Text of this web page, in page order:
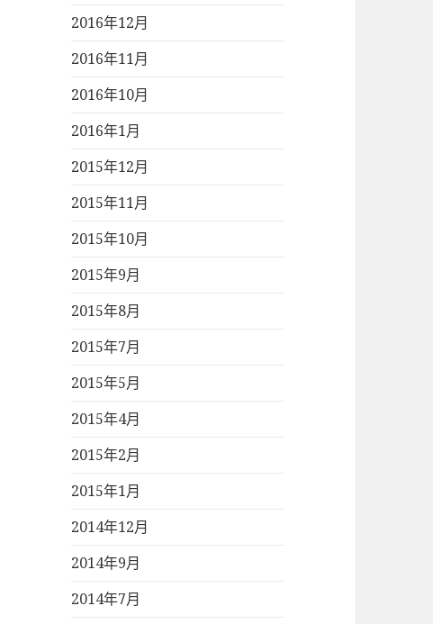
2016年12月
2016年11月
2016年10月
2016年1月
2015年12月
2015年11月
2015年10月
2015年9月
2015年8月
2015年7月
2015年5月
2015年4月
2015年2月
2015年1月
2014年12月
2014年9月
2014年7月